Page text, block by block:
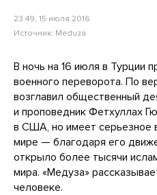
23:49, 15 июля 2016
Источник: Meduza
В ночь на 16 июля в Турции
военного переворота. По
возглавил общественный
и проповедник Фетхуллах
в США, но имеет серьезное
мире — благодаря его
открыло более тысячи
мира. «Медуза»
человеке.